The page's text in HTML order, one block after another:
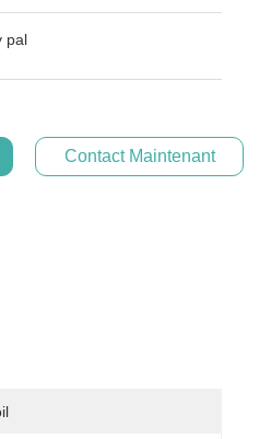
pal
Contact Maintenant